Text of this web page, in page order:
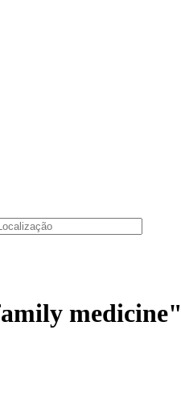
medicine"